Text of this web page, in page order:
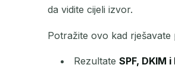
da vidite cijeli izvor.
Potražite ovo kad
RezultateSPF, DKIM i